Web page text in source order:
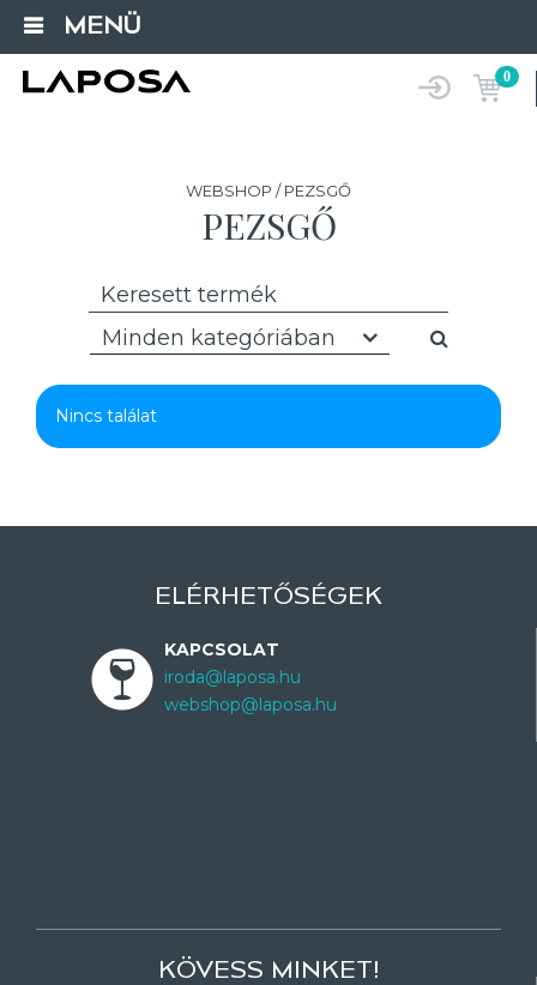
MENÜ
0
WEBSHOP / PEZSGŐ
PEZSGŐ
Minden kategóriában
Nincs találat
ELÉRHETŐSÉGEK
KAPCSOLAT
iroda@laposa.hu
webshop@laposa.hu
KÖVESS MINKET!